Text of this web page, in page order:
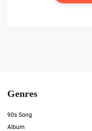
Genres
90s Song
Album